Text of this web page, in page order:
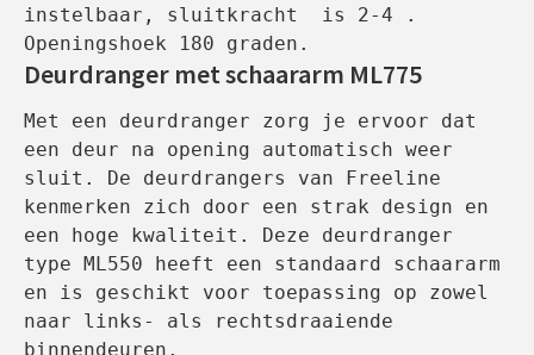
instelbaar, sluitkracht  is 2-4 .
Deurdranger met schaararm ML775
Met een deurdranger zorg je ervoor dat
een deur na opening automatisch weer
sluit. De deurdrangers van Freeline
kenmerken zich door een strak design en
een hoge kwaliteit. Deze deurdranger
type ML550 heeft een standaard schaararm
en is geschikt voor toepassing op zowel
naar links- als rechtsdraaiende
binnendeuren.